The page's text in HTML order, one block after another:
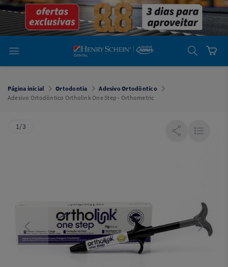
emDental
Cremer -
Henry Schein
Laboratório
Laboratório
Cremer -
Henry Schein
Odontológico
Página inicial Ortodontia
Adesivo Ortodôntico
Adesivo Ortodôntico Ortholink One Step - Orthometric
1/3